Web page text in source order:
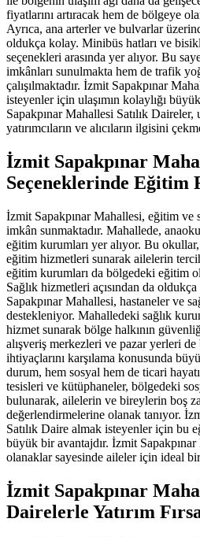
fiyatlarını artıracak hem de bölgeye
Ayrıca, ana arterler ve bulvarlar
oldukça kolay. Minibüs hatları ve
seçenekleri arasında yer alıyor. Bu
imkânları sunulmakta hem de trafik
çalışılmaktadır. İzmit Sapakpınar
isteyenler için ulaşımın kolaylığı
Sapakpınar Mahallesi Satılık Daireler,
yatırımcıların ve alıcıların ilgisini
İzmit Sapakpınar
Seçeneklerinde Eğitim
İzmit Sapakpınar Mahallesi, eğitim ve
imkân sunmaktadır. Mahallede,
eğitim kurumları yer alıyor. Bu
eğitim hizmetleri sunarak ailelerin
eğitim kurumları da bölgedeki eğitim
Sağlık hizmetleri açısından da
Sapakpınar Mahallesi, hastaneler ve
destekleniyor. Mahalledeki sağlık
hizmet sunarak bölge halkının
alışveriş merkezleri ve pazar yerleri
ihtiyaçlarını karşılama konusunda
durum, hem sosyal hem de ticari
tesisleri ve kütüphaneler, bölgedeki
bulunarak, ailelerin ve bireylerin boş
değerlendirmelerine olanak tanıyor.
Satılık Daire almak isteyenler için bu
büyük bir avantajdır. İzmit
olanaklar sayesinde aileler için ideal bir
İzmit Sapakpınar
Dairelerle Yatırım